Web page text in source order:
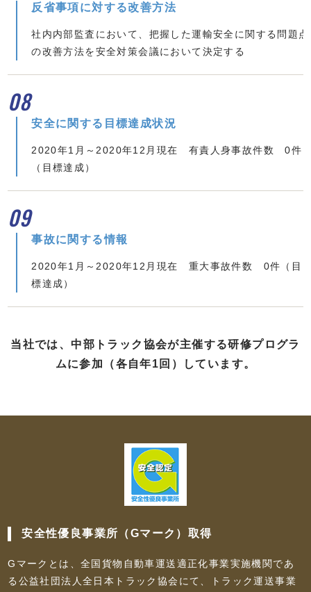
反省事項に対する改善方法
社内内部監査において、把握した運輸安全に関する問題点
の改善方法を安全対策会議において決定する
08
安全に関する目標達成状況
2020年1月～2020年12月現在 有責人身事故件数 0件
（目標達成）
09
事故に関する情報
2020年1月～2020年12月現在 重大事故件数 0件（目
標達成）
当社では、中部トラック協会が主催する研修プログラ
ムに参加（各自年1回）しています。
安全性優良事業所（Gマーク）取得
Gマークとは、全国貨物自動車運送適正化事業実施機関であ
る公益社団法人全日本トラック協会にて、トラック運送事業